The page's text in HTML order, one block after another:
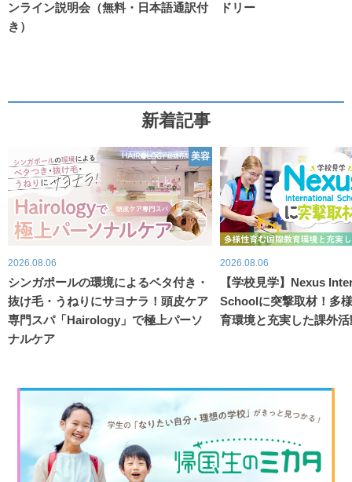
ンライン説明会（無料・日本語通訳付
き）
ドリー
新着記事
美容
2026.08.06
シンガポールの環境によるベタ付き・
抜け毛・うねりにサヨナラ！頭皮ケア
専門スパ「Hairology」で極上パーソ
ナルケア
2026.08.06
【学校見学】Nexus
Schoolに突撃取材！多
育環境と充実した課外